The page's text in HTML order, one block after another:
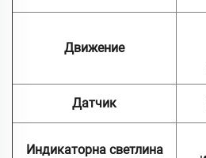
Движение
Датчик
Индикаторна светлина